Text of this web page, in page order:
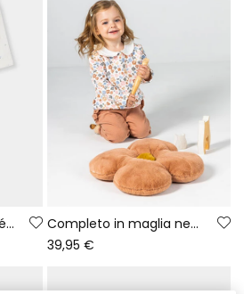
Pagliaccetto neonato écru stampato fiori con volant
Completo in maglia neonata bambina stampa fiori rosa
39,95 €